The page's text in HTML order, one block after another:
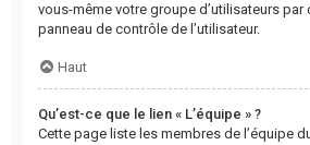
vous-même votre groupe d’utilisateurs
panneau de contrôle de l’utilisateur.
Haut
Qu’est-ce que le lien « L’équipe » ?
Cette page liste les membres de l’équipe